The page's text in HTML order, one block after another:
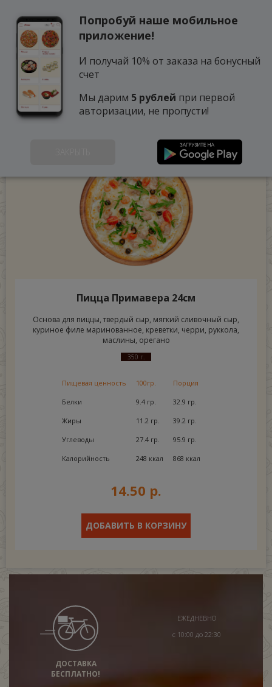
Пицца Примавера 24см
Основа для пиццы, твердый сыр, мягкий сливочный сыр,
куриное филе маринованное, креветки, черри, руккола,
маслины, орегано
350 г.
Пищевая ценность 100гр. Порция
Белки 9.4 гр. 32.9 гр.
Жиры 11.2 гр. 39.2 гр.
Углеводы 27.4 гр. 95.9 гр.
Калорийность 248 ккал 868 ккал
14.50 р.
ДОБАВИТЬ В КОРЗИНУ
ДОСТАВКА
БЕСПЛАТНО!
ЕЖЕДНЕВНО
с 10:00 до 22:30
Попробуй наше мобильное
приложение!
И получай 10% от заказа на бонусный
счет
Мы дарим 5 рублей при первой
авторизации, не пропусти!